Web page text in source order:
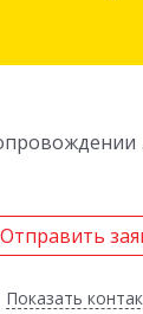
Отправить
Показать
обл,
Отправить
Назад